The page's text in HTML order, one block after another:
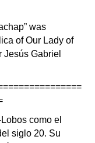
was
of Our Lady of
Gabriel
como el
siglo 20. Su